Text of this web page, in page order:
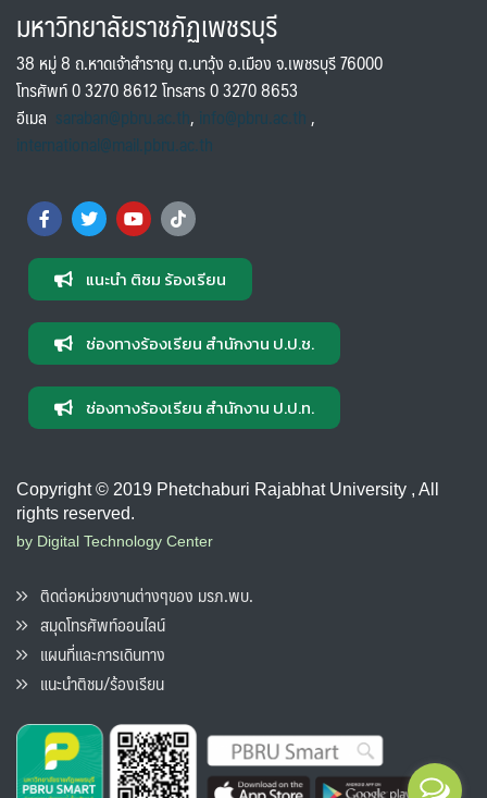
มหาวิทยาลัยราชภัฏเพชรบุรี
38 หมู่ 8 ถ.หาดเจ้าสำราญ ต.นาวุ้ง อ.เมือง จ.เพชรบุรี 76000
โทรศัพท์ 0 3270 8612 โทรสาร 0 3270 8653
อีเมล saraban@pbru.ac.th, info@pbru.ac.th,
international@mail.pbru.ac.th
แนะนำ ติชม ร้องเรียน
ช่องทางร้องเรียน สำนักงาน ป.ป.ช.
ช่องทางร้องเรียน สำนักงาน ป.ป.ท.
Copyright © 2019 Phetchaburi Rajabhat University , All
rights reserved.
by Digital Technology Center
ติดต่อหน่วยงานต่างๆของ มรภ.พบ.
สมุดโทรศัพท์ออนไลน์
แผนที่และการเดินทาง
แนะนำติชม/ร้องเรียน